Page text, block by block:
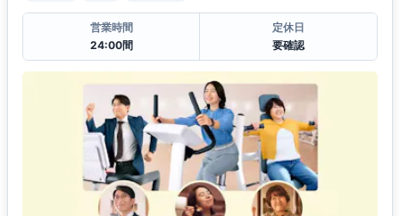
営業時間
24:00間
定休日
要確認